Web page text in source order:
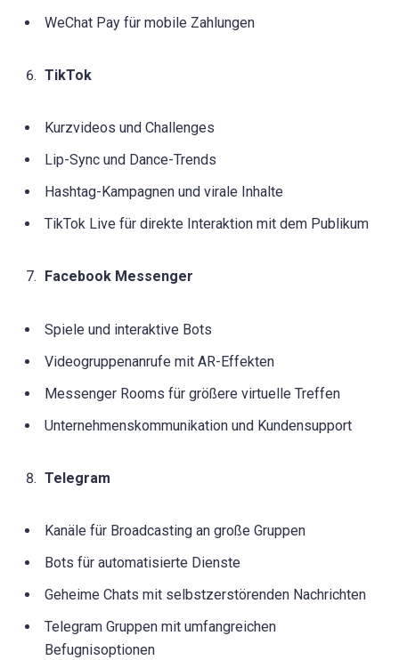
WeChat Pay für mobile Zahlungen
TikTok
Kurzvideos und Challenges
Lip-Sync und Dance-Trends
Hashtag-Kampagnen und virale Inhalte
TikTok Live für direkte Interaktion mit dem Publikum
Facebook Messenger
Spiele und interaktive Bots
Videogruppenanrufe mit AR-Effekten
Messenger Rooms für größere virtuelle Treffen
Unternehmenskommunikation und Kundensupport
Telegram
Kanäle für Broadcasting an große Gruppen
Bots für automatisierte Dienste
Geheime Chats mit selbstzerstörenden Nachrichten
Telegram Gruppen mit umfangreichen
Befugnisoptionen